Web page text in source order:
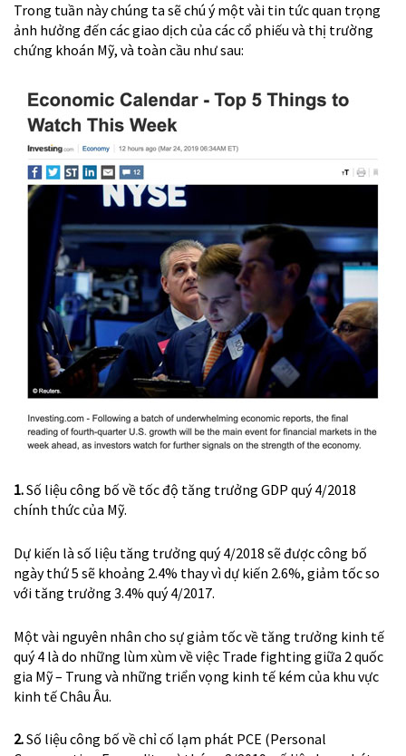
Trong tuần này chúng ta sẽ chú ý một vài tin tức quan trọng
ảnh hưởng đến các giao dịch của các cổ phiếu và thị trường
chứng khoán Mỹ, và toàn cầu như sau:
1.Số liệu công bố về tốc độ tăng trưởng GDP quý 4/2018
chính thức của Mỹ.
Dự kiến là số liệu tăng trưởng quý 4/2018 sẽ được công bố
ngày thứ 5 sẽ khoảng 2.4% thay vì dự kiến 2.6%, giảm tốc so
với tăng trưởng 3.4% quý 4/2017.
Một vài nguyên nhân cho sự giảm tốc về tăng trưởng kinh tế
quý 4 là do những lùm xùm về việc Trade fighting giữa 2 quốc
gia Mỹ – Trung và những triển vọng kinh tế kém của khu vực
kinh tế Châu Âu.
2.Số liệu công bố về chỉ cố lạm phát PCE (Personal